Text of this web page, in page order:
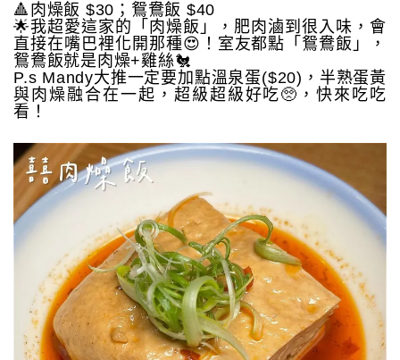
🔺肉燥飯 $30；鴛鴦飯 $40
🌟我超愛這家的「肉燥飯」，肥肉滷到很入味，會
直接在嘴巴裡化開那種😍！室友都點「鴛鴦飯」，
鴛鴦飯就是肉燥+雞絲🐔
P.s Mandy大推一定要加點溫泉蛋($20)，半熟蛋黃
與肉燥融合在一起，超級超級好吃🥺，快來吃吃
看！